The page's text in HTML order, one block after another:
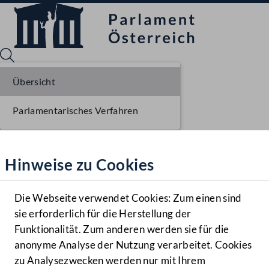
Hilfe
Benutzer
Navigationsmenü öffnen
MENÜ
Hinweise zu Cookies
Die Webseite verwendet Cookies: Zum einen sind
sie erforderlich für die Herstellung der
Funktionalität. Zum anderen werden sie für die
anonyme Analyse der Nutzung verarbeitet. Cookies
zu Analysezwecken werden nur mit Ihrem
Übersicht
Parlamentarisches Verfahren